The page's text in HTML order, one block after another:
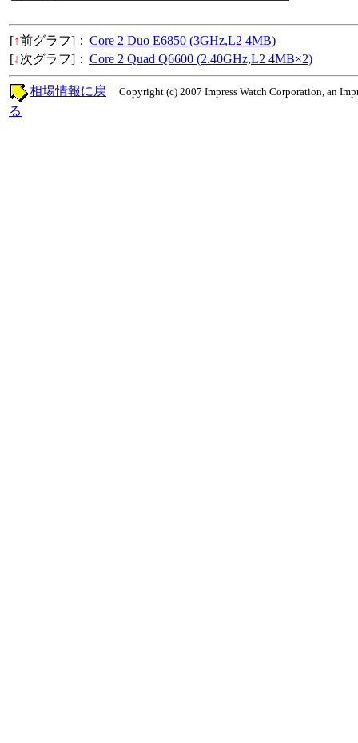
[↑前グラフ]： Core 2 Duo E6850 (3GHz,L2 4MB)
[↓次グラフ]： Core 2 Quad Q6600 (2.40GHz,L2 4MB×2)
Copyright (c) 2007 Impress Watch Corporation, an
相場情報に戻
る